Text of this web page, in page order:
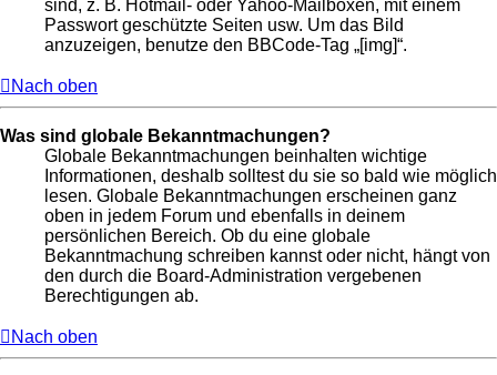
sind, z. B. Hotmail- oder Yahoo-Mailboxen, mit einem
Passwort geschützte Seiten usw. Um das Bild
anzuzeigen, benutze den BBCode-Tag „[img]“.
Nach oben
Was sind globale Bekanntmachungen?
Globale Bekanntmachungen beinhalten wichtige
Informationen, deshalb solltest du sie so bald wie möglich
lesen. Globale Bekanntmachungen erscheinen ganz
oben in jedem Forum und ebenfalls in deinem
persönlichen Bereich. Ob du eine globale
Bekanntmachung schreiben kannst oder nicht, hängt von
den durch die Board-Administration vergebenen
Berechtigungen ab.
Nach oben